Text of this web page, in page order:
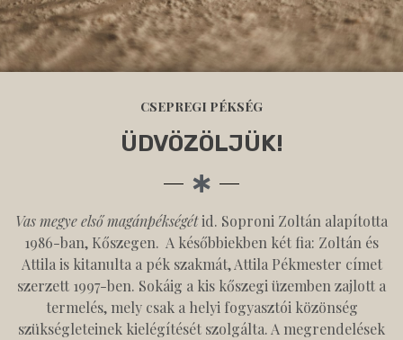
CSEPREGI PÉKSÉG
ÜDVÖZÖLJÜK!
Vas megye első magánpékségétid. Soproni Zoltán alapította
1986-ban, Kőszegen. A későbbiekben két fia: Zoltán és
Attila is kitanulta a pék szakmát, Attila Pékmester címet
szerzett 1997-ben. Sokáig a kis kőszegi üzemben zajlott a
termelés, mely csak a helyi fogyasztói közönség
szükségleteinek kielégítését szolgálta. A megrendelések